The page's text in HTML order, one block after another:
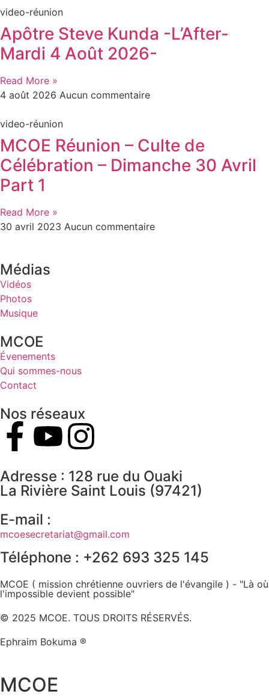
video-réunion
Apôtre Steve Kunda -L’After-
Mardi 4 Août 2026-
Read More »
4 août 2026 Aucun commentaire
video-réunion
MCOE Réunion – Culte de
Célébration – Dimanche 30 Avril
Part 1
Read More »
30 avril 2023 Aucun commentaire
Médias
Vidéos
Photos
Musique
MCOE
Évenements
Qui sommes-nous
Contact
Nos réseaux
Adresse : 128 rue du Ouaki
La Rivière Saint Louis (97421)
E-mail :
mcoesecretariat@gmail.com
Téléphone : +262 693 325 145
MCOE ( mission chrétienne ouvriers de l'évangile ) - "Là où
l'impossible devient possible"
© 2025 MCOE. TOUS DROITS RÉSERVÉS.
Ephraim Bokuma ®
MCOE